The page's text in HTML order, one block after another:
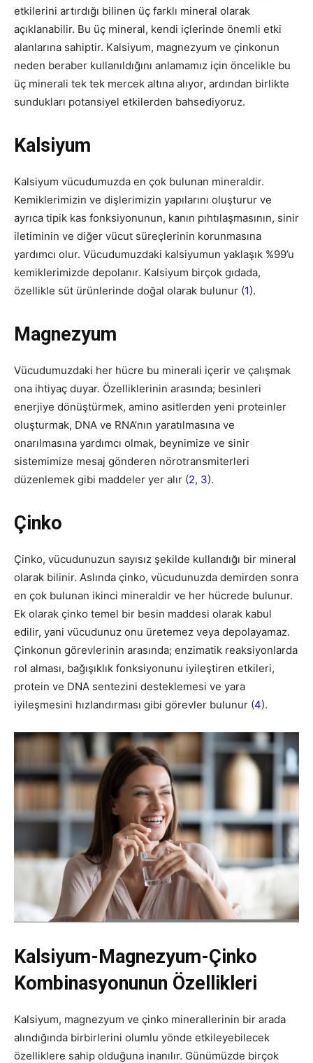
etkilerini artırdığı bilinen üç farklı mineral olarak
açıklanabilir. Bu üç mineral, kendi içlerinde önemli etki
alanlarına sahiptir. Kalsiyum, magnezyum ve çinkonun
neden beraber kullanıldığını anlamamız için öncelikle bu
üç minerali tek tek mercek altına alıyor, ardından birlikte
sundukları potansiyel etkilerden bahsediyoruz.
Kalsiyum
Kalsiyum vücudumuzda en çok bulunan mineraldir.
Kemiklerimizin ve dişlerimizin yapılarını oluşturur ve
ayrıca tipik kas fonksiyonunun, kanın pıhtılaşmasının, sinir
iletiminin ve diğer vücut süreçlerinin korunmasına
yardımcı olur. Vücudumuzdaki kalsiyumun yaklaşık %99’u
kemiklerimizde depolanır. Kalsiyum birçok gıdada,
özellikle süt ürünlerinde doğal olarak bulunur (1).
Magnezyum
Vücudumuzdaki her hücre bu minerali içerir ve çalışmak
ona ihtiyaç duyar. Özelliklerinin arasında; besinleri
enerjiye dönüştürmek, amino asitlerden yeni proteinler
oluşturmak, DNA ve RNA’nın yaratılmasına ve
onarılmasına yardımcı olmak, beynimize ve sinir
sistemimize mesaj gönderen nörotransmiterleri
düzenlemek gibi maddeler yer alır (2, 3).
Çinko
Çinko, vücudunuzun sayısız şekilde kullandığı bir mineral
olarak bilinir. Aslında çinko, vücudunuzda demirden sonra
en çok bulunan ikinci mineraldir ve her hücrede bulunur.
Ek olarak çinko temel bir besin maddesi olarak kabul
edilir, yani vücudunuz onu üretemez veya depolayamaz.
Çinkonun görevlerinin arasında; enzimatik reaksiyonlarda
rol alması, bağışıklık fonksiyonunu iyileştiren etkileri,
protein ve DNA sentezini desteklemesi ve yara
iyileşmesini hızlandırması gibi görevler bulunur (4).
Kalsiyum-Magnezyum-Çinko
Kombinasyonunun Özellikleri
Kalsiyum, magnezyum ve çinko minerallerinin bir arada
alındığında birbirlerini olumlu yönde etkileyebilecek
özelliklere sahip olduğuna inanılır. Günümüzde birçok